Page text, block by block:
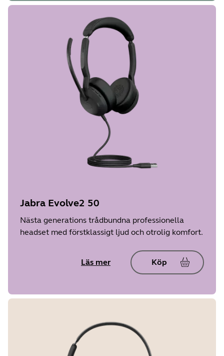
Jabra Evolve2 50
Nästa generations trådbundna professionella
headset med förstklassigt ljud och otrolig komfort.
Läs mer Köp